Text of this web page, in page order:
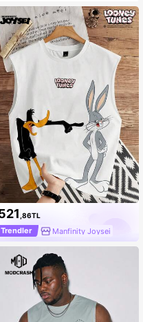
,86TL
Trendler Manfinity Joysei